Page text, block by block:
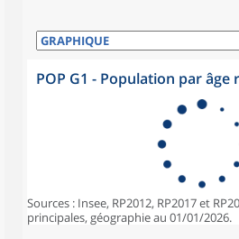
POP G1 - Population par âge
Sources : Insee, RP2012, RP2017 et
principales, géographie au 01/01/2026.